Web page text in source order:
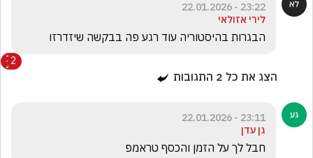
23:22 - 22.01.2026
לירי אזולאי
הבגרות בהיסטוריה עוד רגע פה בבקשה שיזדרזו
2
הצג את כל 2 התגובות
23:11 - 22.01.2026
גן עדן
חבל לך על הזמן והכסף טראמפ